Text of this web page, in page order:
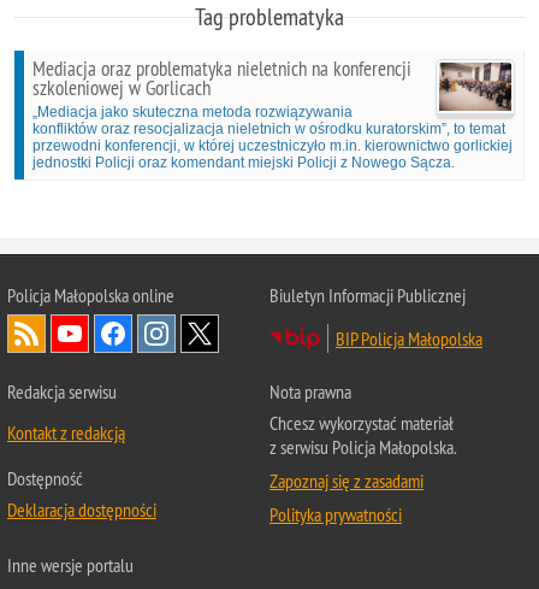
Tag problematyka
Mediacja oraz problematyka nieletnich na konferencji
szkoleniowej w Gorlicach
„Mediacja jako skuteczna metoda rozwiązywania
konfliktów oraz resocjalizacja nieletnich w ośrodku kuratorskim”, to temat
przewodni konferencji, w której uczestniczyło m.in. kierownictwo gorlickiej
jednostki Policji oraz komendant miejski Policji z Nowego Sącza.
Policja Małopolska online
Biuletyn Informacji Publicznej
BIP Policja Małopolska
Redakcja serwisu
Kontakt z redakcją
Dostępność
Deklaracja dostępności
Nota prawna
Chcesz wykorzystać materiał
z serwisu Policja Małopolska.
Zapoznaj się z zasadami
Polityka prywatności
Inne wersje portalu